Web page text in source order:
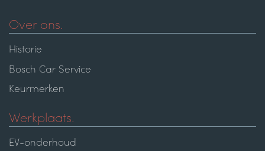
Over ons.
Historie
Bosch Car Service
Keurmerken
Werkplaats.
EV-onderhoud